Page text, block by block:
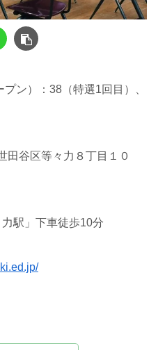
ン）：38（特選1回目）、
田谷区等々力８丁目１０
駅」下車徒歩10分